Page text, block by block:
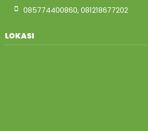
085774400860, 081218677202
LOKASI